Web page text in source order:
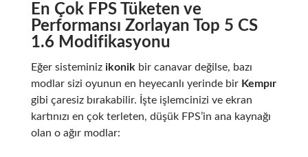
En Çok FPS Tüketen ve
Performansı Zorlayan Top 5 CS
1.6 Modifikasyonu
Eğer sisteminiz ikonik bir canavar değilse, bazı
modlar sizi oyunun en heyecanlı yerinde bir Kempır
gibi çaresiz bırakabilir. İşte işlemcinizi ve ekran
kartınızı en çok terleten, düşük FPS’in ana kaynağı
olan o ağır modlar: